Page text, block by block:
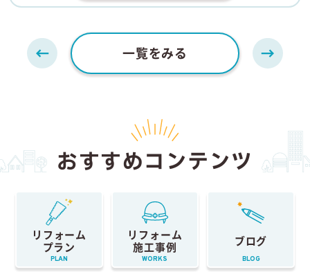
一覧をみる
おすすめコンテンツ
リフォーム
プラン
PLAN
リフォーム
施工事例
WORKS
ブログ
BLOG